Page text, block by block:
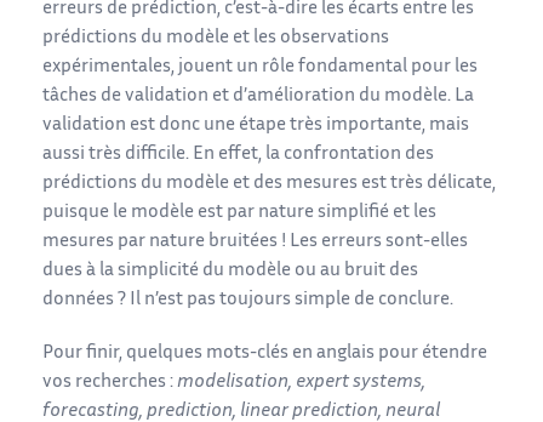
erreurs de prédiction, c’est-à-dire les écarts entre les
prédictions du modèle et les observations
expérimentales, jouent un rôle fondamental pour les
tâches de validation et d’amélioration du modèle. La
validation est donc une étape très importante, mais
aussi très difficile. En effet, la confrontation des
prédictions du modèle et des mesures est très délicate,
puisque le modèle est par nature simplifié et les
mesures par nature bruitées ! Les erreurs sont-elles
dues à la simplicité du modèle ou au bruit des
données ? Il n’est pas toujours simple de conclure.
Pour finir, quelques mots-clés en anglais pour étendre
vos recherches : modelisation, expert systems,
forecasting, prediction, linear prediction, neural